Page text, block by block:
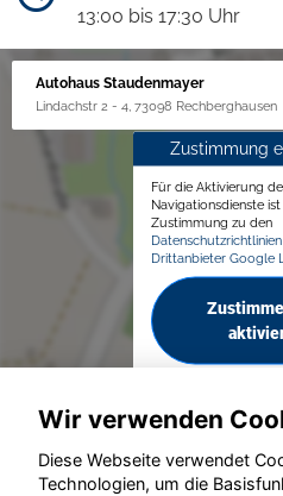
13:00 bis 17:30 Uhr
Autohaus Staudenmayer
Lindachstr 2 - 4, 73098 Rechberghausen
Zustimmung
Für die Aktivierung
Navigationsdienste
Zustimmung zu den
Drittanbieter Google
Wir verwenden
Diese Webseite verwendet
Technologien, um die